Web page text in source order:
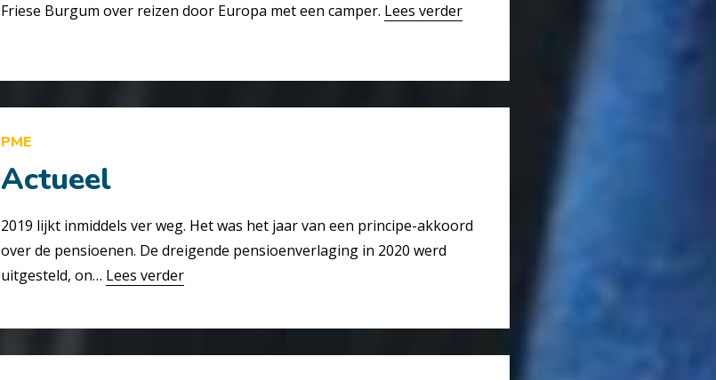
Friese Burgum over reizen door Europa met een camper. Lees verder
PME
Actueel
2019 lijkt inmiddels ver weg. Het was het jaar van een principe-akkoord
over de pensioenen. De dreigende pensioenverlaging in 2020 werd
uitgesteld, on… Lees verder